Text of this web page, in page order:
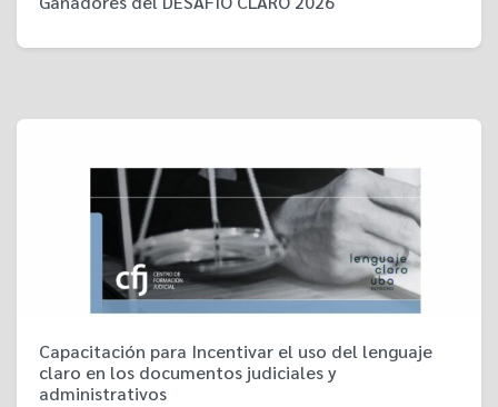
Capacitación para Incentivar el uso del lenguaje
claro en los documentos judiciales y
administrativos